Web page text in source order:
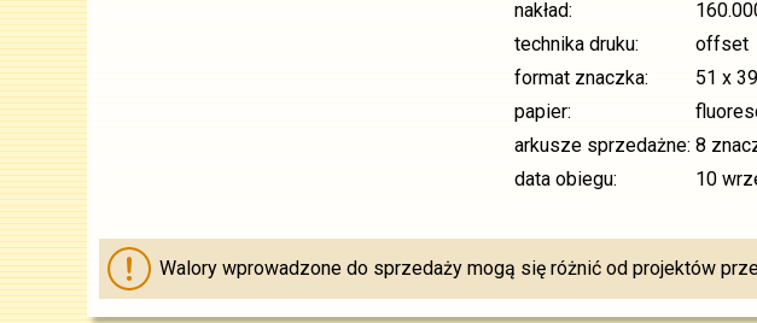
nakład:
technika druku:
offset
format znaczka:
51 x
papier:
arkusze sprzedażne: 8
data obiegu:
10
Walory wprowadzone do sprzedaży mogą się różnić od projektów